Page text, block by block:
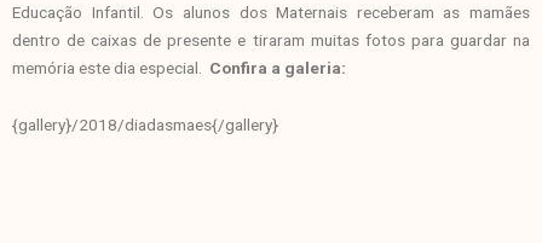
Educação Infantil. Os alunos dos Maternais receberam as mamães
dentro de caixas de presente e tiraram muitas fotos para guardar na
memória este dia especial. Confira a galeria:
{gallery}/2018/diadasmaes{/gallery}